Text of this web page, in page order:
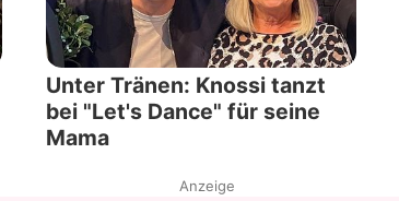
Unter Tränen: Knossi tanzt
bei "Let's Dance" für seine
Mama
Anzeige